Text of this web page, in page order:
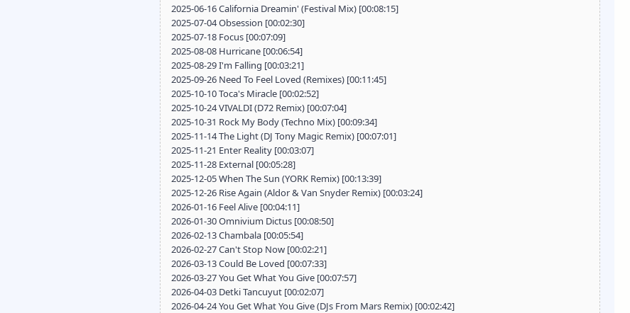
2025-06-16 California Dreamin' (Festival Mix) [00:08:15]
2025-07-04 Obsession [00:02:30]
2025-07-18 Focus [00:07:09]
2025-08-08 Hurricane [00:06:54]
2025-08-29 I'm Falling [00:03:21]
2025-09-26 Need To Feel Loved (Remixes) [00:11:45]
2025-10-10 Toca's Miracle [00:02:52]
2025-10-24 VIVALDI (D72 Remix) [00:07:04]
2025-10-31 Rock My Body (Techno Mix) [00:09:34]
2025-11-14 The Light (DJ Tony Magic Remix) [00:07:01]
2025-11-21 Enter Reality [00:03:07]
2025-11-28 External [00:05:28]
2025-12-05 When The Sun (YORK Remix) [00:13:39]
2025-12-26 Rise Again (Aldor & Van Snyder Remix) [00:03:24]
2026-01-16 Feel Alive [00:04:11]
2026-01-30 Omnivium Dictus [00:08:50]
2026-02-13 Chambala [00:05:54]
2026-02-27 Can't Stop Now [00:02:21]
2026-03-13 Could Be Loved [00:07:33]
2026-03-27 You Get What You Give [00:07:57]
2026-04-03 Detki Tancuyut [00:02:07]
2026-04-24 You Get What You Give (DJs From Mars Remix) [00:02:42]